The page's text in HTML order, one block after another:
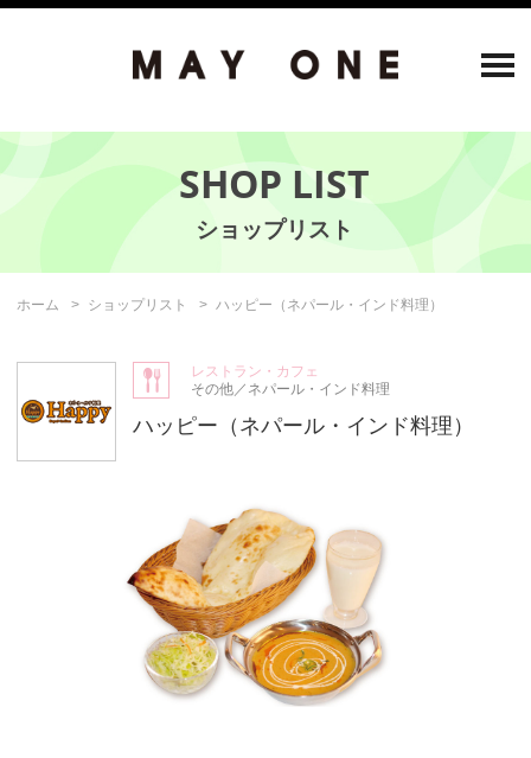
SHOP LIST
ホーム ショップリスト ハッピー（ネパール・インド料理）
レストラン・カフェ
その他／ネパール・インド料理
ハッピー（ネパール・インド料理）